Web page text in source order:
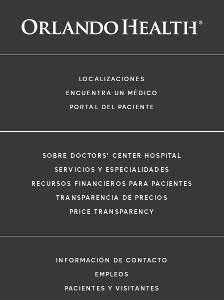
Solicitar una cita con:
Linette Bosques Vargas, MD
Pediatría
*Si tiene una emergencia médica, llame
inmediato.
El siguiente formulario solo crea una
no una cita confirmada. Al completarlo,
representante se pondrá en contacto
información médica por correo
Orlando Health y sus afiliados.
LOCALIZACIONES
ENCUENTRA UN MÉDICO
PORTAL DEL PACIENTE
SOBRE DOCTORS' CENTER HOSPITAL
SERVICIOS Y ESPECIALIDADES
RECURSOS FINANCIEROS PARA PACIENTES
TRANSPARENCIA DE PRECIOS
PRICE TRANSPARENCY
INFORMACIÓN DE CONTACTO
EMPLEOS
PACIENTES Y VISITANTES